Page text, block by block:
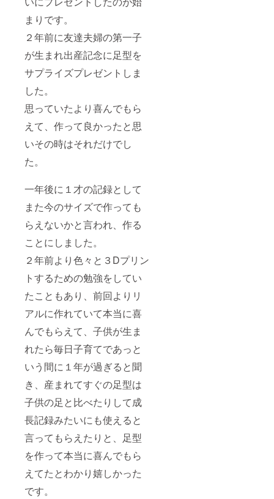
まりです。
２年前に友達夫婦の第一子
が生まれ出産記念に足型を
サプライズプレゼントしま
した。
思っていたより喜んでもら
えて、作って良かったと思
いその時はそれだけでし
た。
一年後に１才の記録として
また今のサイズで作っても
らえないかと言われ、作る
ことにしました。
２年前より色々と３Dプリン
トするための勉強をしてい
たこともあり、前回よりリ
アルに作れていて本当に喜
んでもらえて、子供が生ま
れたら毎日子育てであっと
いう間に１年が過ぎると聞
き、産まれてすぐの足型は
子供の足と比べたりして成
長記録みたいにも使えると
言ってもらえたりと、足型
を作って本当に喜んでもら
えてたとわかり嬉しかった
です。